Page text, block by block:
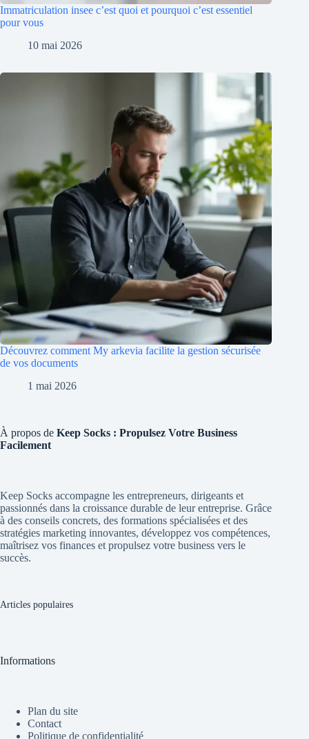
Immatriculation insee c’est quoi et pourquoi c’est essentiel
pour vous
10 mai 2026
Découvrez comment My arkevia facilite la gestion sécurisée
de vos documents
1 mai 2026
À propos de Keep Socks : Propulsez Votre Business
Facilement
Keep Socks accompagne les entrepreneurs, dirigeants et
passionnés dans la croissance durable de leur entreprise. Grâce
à des conseils concrets, des formations spécialisées et des
stratégies marketing innovantes, développez vos compétences,
maîtrisez vos finances et propulsez votre business vers le
succès.
Articles populaires
Informations
Plan du site
Contact
Politique de confidentialité